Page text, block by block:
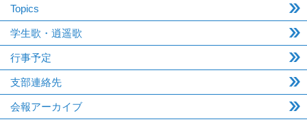
Topics
学生歌・逍遥歌
行事予定
支部連絡先
会報アーカイブ